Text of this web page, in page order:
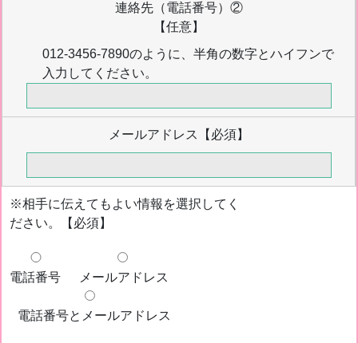
連絡先（電話番号）②
【任意】
012-3456-7890のように、半角の数字とハイフンで
入力してください。
メールアドレス 【必須】
※相手に伝えてもよい情報を選択してく
ださい。【必須】
電話番号 メールアドレス
電話番号とメールアドレス